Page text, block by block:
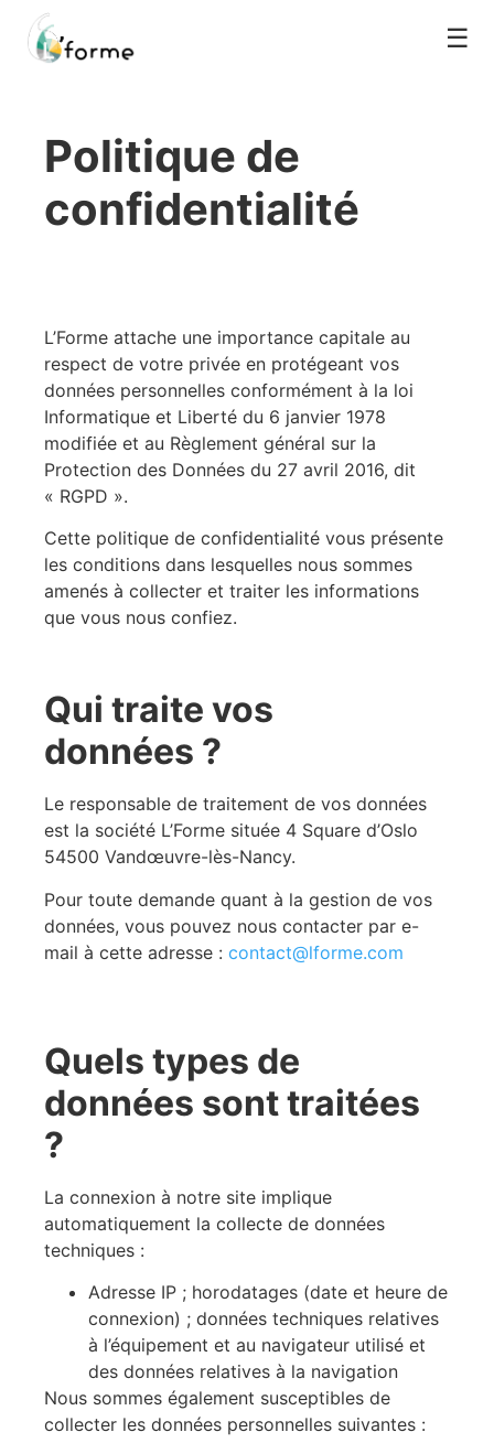
☰
Politique de
confidentialité
L’Forme attache une importance capitale au
respect de votre privée en protégeant vos
données personnelles conformément à la loi
Informatique et Liberté du 6 janvier 1978
modifiée et au Règlement général sur la
Protection des Données du 27 avril 2016, dit
« RGPD ».
Cette politique de confidentialité vous présente
les conditions dans lesquelles nous sommes
amenés à collecter et traiter les informations
que vous nous confiez.
Qui traite vos
données ?
Le responsable de traitement de vos données
est la société L’Forme située 4 Square d’Oslo
54500 Vandœuvre-lès-Nancy.
Pour toute demande quant à la gestion de vos
données, vous pouvez nous contacter par e-
mail à cette adresse : contact@lforme.com
Quels types de
données sont traitées
?
La connexion à notre site implique
automatiquement la collecte de données
techniques :
Adresse IP ; horodatages (date et heure de
connexion) ; données techniques relatives
à l’équipement et au navigateur utilisé et
des données relatives à la navigation
Nous sommes également susceptibles de
collecter les données personnelles suivantes :